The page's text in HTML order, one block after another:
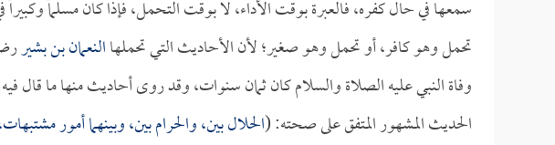
سمعها في حال كفره، فالعبرة بوقت الأداء، لا بوقت التحمل، فإذا كان مسلماً
تحمل وهو كافر، أو تحمل وهو صغير؛ لأن الأحاديث التي تحملهاالنعمان بن بشير
وفاة النبي عليه الصلاة والسلام كان ثمان سنوات، وقد روى أحاديث منها ما قال
الحديث المشهور المتفق على صحته: (الحلال بين، والحرام بين، وبينهما أمور